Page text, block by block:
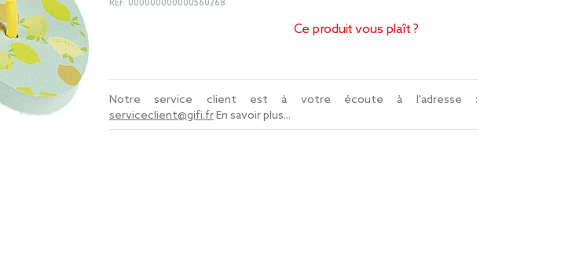
REF. 000000000000560268
Ce produit vous plaît ?
Notre service client est à votre écoute à l'adresse :
serviceclient@gifi.frEn savoir plus...